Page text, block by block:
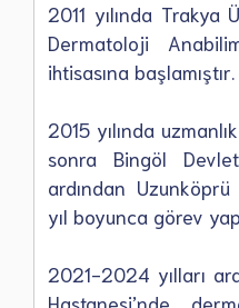
2011 yılında Trakya
Dermatoloji
ihtisasına başlamıştır.
2015 yılında
sonra Bingöl
ardından
yıl boyunca görev
2021-2024 yılları
Hastanesi’nde